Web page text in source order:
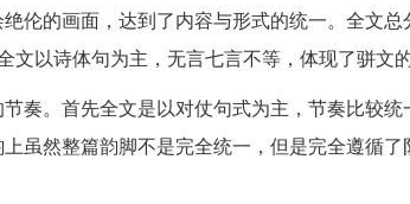
的画面，达到了内容与形式的统一。全文总
文以诗体句为主，无言七言不等，体现了骈文
奏。首先全文是以对仗句式为主，节奏比较
虽然整篇韵脚不是完全统一，但是完全遵循